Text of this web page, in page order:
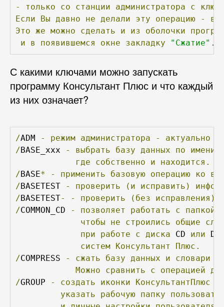
-
только со станции администратора с
Если
Вы давно не делали эту операцию -
Это же можно сделать и из оболочки
и
в появившемся окне закладку "Сжатие" .
С какими ключами можно запускать
программу Консультант Плюс и что каждый
из них означает?
/ADM - режим администратора - актуально
/BASE_xxx - выбрать базу данных по имени
где
собственно и находится.
/BASE* - применить базовую операцию ко
/BASETEST - проверить (и исправить)
/BASETEST- - проверить (без исправления)
/COMMON_CD - позволяет работать с папкой
чтобы
не строились общие
при
работе с диска CD или
систем Консультант
Плюс.
/COMPRESS - сжать базу данных и словари
Можно
сравнить с операцией
/GROUP - создать иконки КонсультантПлюс
указать
рабочую папку